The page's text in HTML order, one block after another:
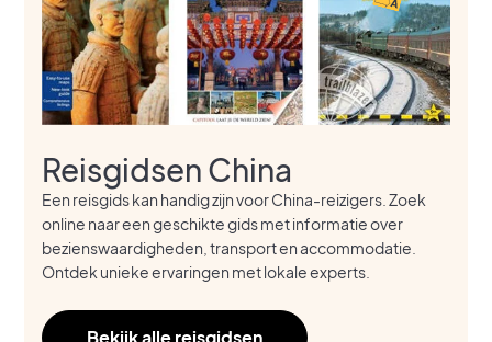
Reisgidsen China
Een reisgids kan handig zijn voor China-reizigers. Zoek
online naar een geschikte gids met informatie over
bezienswaardigheden, transport en accommodatie.
Ontdek unieke ervaringen met lokale experts.
Bekijk alle reisgidsen